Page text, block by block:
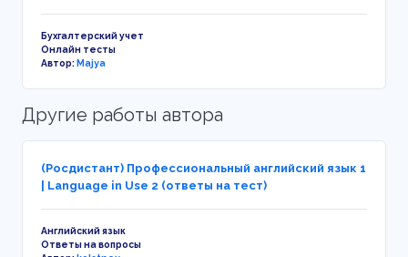
Бухгалтерский учет
Онлайн тесты
Автор:Majya
Другие работы автора
(Росдистант) Профессиональный английский язык 1
| Language in Use 2 (ответы на тест)
Английский язык
Ответы на вопросы